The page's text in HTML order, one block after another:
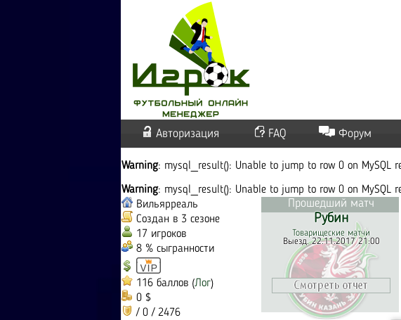
Авторизация FAQ Форум
Warning: mysql_result(): Unable to jump to row 0 on MySQL
Warning: mysql_result(): Unable to jump to row 0 on MySQL
Вильярреаль
Создан в 3 сезоне
17 игроков
8 % сыгранности
116 баллов (Лог)
0 $
/ 0 / 2476
Прошедший матч
Рубин
Товарищеские матчи
Выезд. 22.11.2017 21:00